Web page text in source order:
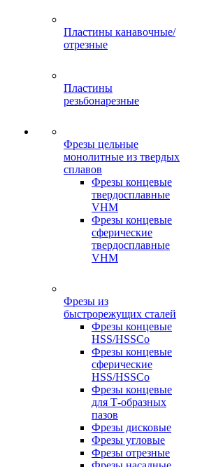
Пластины канавочные/
отрезные
Пластины
резьбонарезные
Фрезы цельные
монолитные из твердых
сплавов
Фрезы концевые
твердосплавные
VHM
Фрезы концевые
сферические
твердосплавные
VHM
Фрезы из
быстрорежущих сталей
Фрезы концевые
HSS/HSSCo
Фрезы концевые
сферические
HSS/HSSCo
Фрезы концевые
для Т-образных
пазов
Фрезы дисковые
Фрезы угловые
Фрезы отрезные